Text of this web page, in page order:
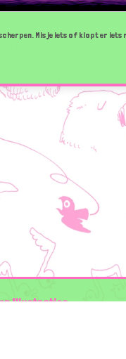
Mis je iets of klopt er iets
Illustraties